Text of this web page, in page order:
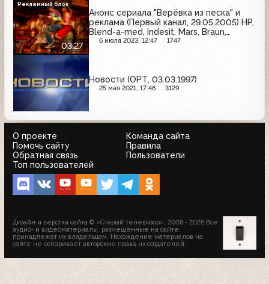
03:27
Анонс сериала "Верёвка из песка" и
реклама (Первый канал, 29.05.2005) HP,
Blend-a-med, Indesit, Mars, Braun,
Фастум-гель, Old Spice, Toyota
6 июля 2023, 12:47 1747
Рекламный блок
Новости (ОРТ, 03.03.1997)
25 мая 2021, 17:46 3129
О проекте
Команда сайта
Помочь сайту
Правила
Обратная связь
Пользователи
Топ пользователей
Дизайн и верстка сайта © «Старый телевизор»; 2008 - 2026 Все
аудио- и видеоматериалы, размещённые на сайте,
принадлежат их владельцам. Нахождение материалов на
сайте не оспаривает авторские права их создателей.